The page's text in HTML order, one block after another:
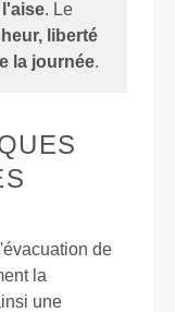
l'aise. Le
liberté
la journée.
de
la
une